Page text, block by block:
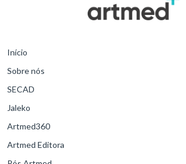
Início
Sobre nós
SECAD
Jaleko
Artmed360
Artmed Editora